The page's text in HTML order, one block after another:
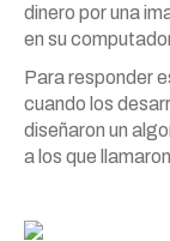
dinero por una
en su
Para responder
cuando los
diseñaron un
a los que